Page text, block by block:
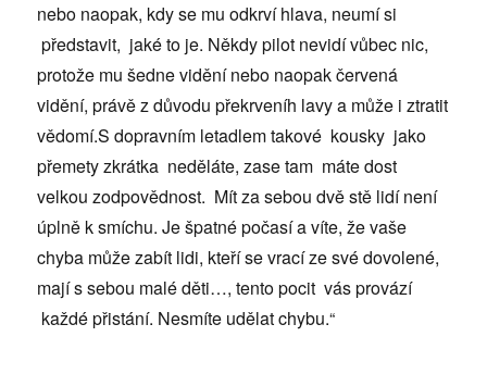
nebo naopak, kdy se mu odkrví hlava, neumí si
představit, jaké to je. Někdy pilot nevidí vůbec nic,
protože mu šedne vidění nebo naopak červená
vidění, právě z důvodu překrveníh lavy a může i ztratit
vědomí.S dopravním letadlem takové kousky jako
přemety zkrátka neděláte, zase tam máte dost
velkou zodpovědnost. Mít za sebou dvě stě lidí není
úplně k smíchu. Je špatné počasí a víte, že vaše
chyba může zabít lidi, kteří se vrací ze své dovolené,
mají s sebou malé děti…, tento pocit vás provází
každé přistání. Nesmíte udělat chybu.“